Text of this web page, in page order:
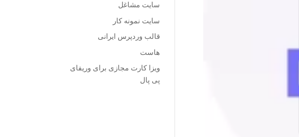
سایت مشاغل
سایت نمونه کار
قالب وردپرس ایرانی
هاست
ویزا کارت مجازی برای وریفای
پی پال